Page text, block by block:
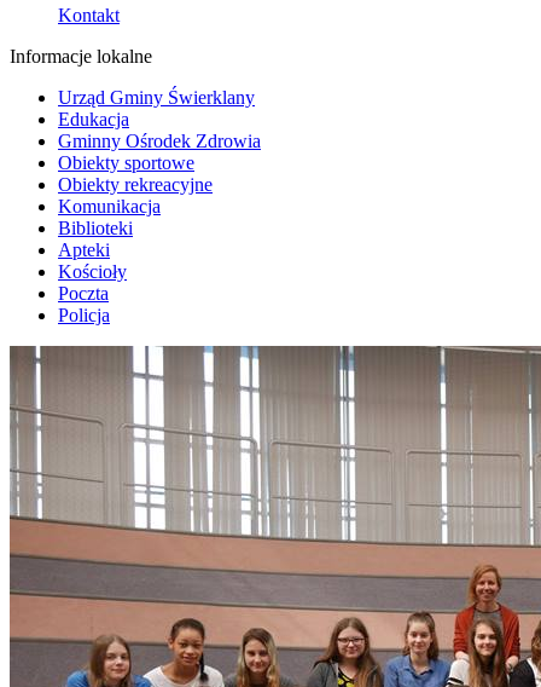
Kontakt
Informacje lokalne
Urząd Gminy Świerklany
Edukacja
Gminny Ośrodek Zdrowia
Obiekty sportowe
Obiekty rekreacyjne
Komunikacja
Biblioteki
Apteki
Kościoły
Poczta
Policja